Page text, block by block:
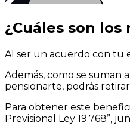
¿Cuáles son
Al ser un acuerdo con tu
Además, como se suman
pensionarte, podrás
Para obtener este
Previsional Ley 19.768”,